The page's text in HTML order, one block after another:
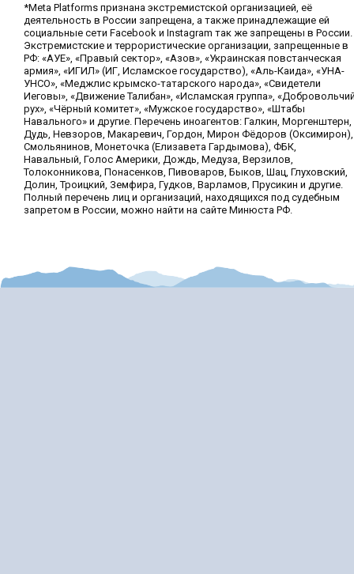
*Meta Platforms признана экстремистской организацией, её
деятельность в России запрещена, а также принадлежащие ей
социальные сети Facebook и Instagram так же запрещены в России.
Экстремистские и террористические организации, запрещенные в
РФ: «АУЕ», «Правый сектор», «Азов», «Украинская повстанческая
армия», «ИГИЛ» (ИГ, Исламское государство), «Аль-Каида», «УНА-
УНСО», «Меджлис крымско-татарского народа», «Свидетели
Иеговы», «Движение Талибан», «Исламская группа»,
рух», «Чёрный комитет», «Мужское государство», «Штабы
Навального» и другие. Перечень иноагентов: Галкин, Моргенштерн,
Дудь, Невзоров, Макаревич, Гордон, Мирон Фёдоров (Оксимирон),
Смольянинов, Монеточка (Елизавета Гардымова), ФБК,
Навальный, Голос Америки, Дождь, Медуза, Верзилов,
Толоконникова, Понасенков, Пивоваров, Быков, Шац, Глуховский,
Долин, Троицкий, Земфира, Гудков, Варламов, Прусикин и другие.
Полный перечень лиц и организаций, находящихся под судебным
запретом в России, можно найти на сайте Минюста РФ.